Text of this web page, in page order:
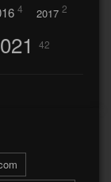
4 2017 2
42
3